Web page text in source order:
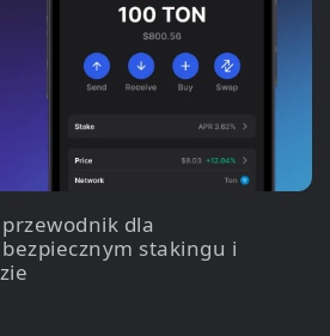
przewodnik dla
stakingu i